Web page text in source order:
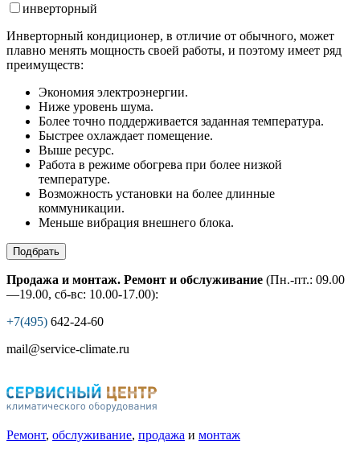
инверторный
Инверторный кондиционер, в отличие от обычного, может
плавно менять мощность своей работы, и поэтому имеет ряд
преимуществ:
Экономия электроэнергии.
Ниже уровень шума.
Более точно поддерживается заданная температура.
Быстрее охлаждает помещение.
Выше ресурс.
Работа в режиме обогрева при более низкой
температуре.
Возможность установки на более длинные
коммуникации.
Меньше вибрация внешнего блока.
Подбрать
Продажа и монтаж. Ремонт и обслуживание (Пн.-пт.: 09.00
—19.00, сб-вс: 10.00-17.00):
+7(495) 642-24-60
mail@service-climate.ru
Ремонт, обслуживание, продажа и монтаж